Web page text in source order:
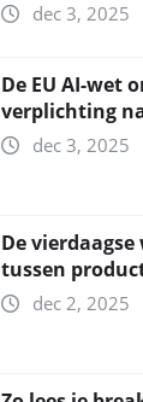
dec 3, 2025
De EU AI-wet
verplichting
dec 3, 2025
De
tussen
dec 2, 2025